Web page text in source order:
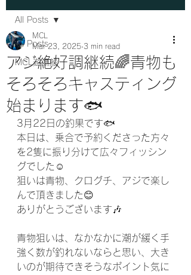
All Posts
MCL遊漁船
All Posts
アジ絶好調継続🌈青物も
そろそろキャスティング
始まります🐟
MCL
Mar 23, 2025 3 min read
3月22日の釣果です🐟
本日は、乗合で予約くださった方々
を2隻に振り分けて広々フィッシン
グでした☺️
狙いは青物、クログチ、アジで楽し
んで頂きました😊
ありがとうございます🎶
青物狙いは、なかなかに潮が緩く手
強く数が釣れないならと思い、大き
いのが期待できそうなポイント気に